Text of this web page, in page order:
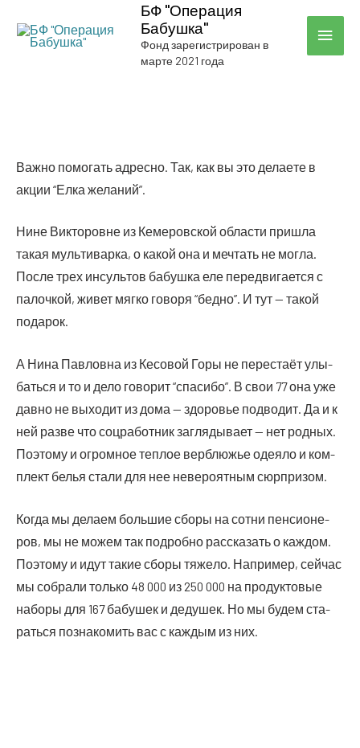
БФ "Операция
Бабушка"
Фонд зарегистрирован в
марте 2021 года
Важ­но помо­гать адрес­но. Так, как вы это дела­е­те в
акции “Елка желаний”.
Нине Вик­то­ровне из Кеме­ров­ской обла­сти при­шла
такая муль­ти­вар­ка, о какой она и меч­тать не мог­ла.
После трех инсуль­тов бабуш­ка еле пере­дви­га­ет­ся с
палоч­кой, живет мяг­ко гово­ря “бед­но”. И тут — такой
подарок.
А Нина Пав­лов­на из Кесо­вой Горы не пере­ста­ёт улы­
бать­ся и то и дело гово­рит “спа­си­бо”. В свои 77 она уже
дав­но не выхо­дит из дома — здо­ро­вье под­во­дит. Да и к
ней раз­ве что соц­ра­бот­ник загля­ды­ва­ет — нет род­ных.
Поэто­му и огром­ное теп­лое вер­блю­жье оде­я­ло и ком­
плект белья ста­ли для нее неве­ро­ят­ным сюрпризом.
Когда мы дела­ем боль­шие сбо­ры на сот­ни пен­си­о­не­
ров, мы не можем так подроб­но рас­ска­зать о каж­дом.
Поэто­му и идут такие сбо­ры тяже­ло. Напри­мер, сей­час
мы собра­ли толь­ко 48 000 из 250 000 на про­дук­то­вые
набо­ры для 167 бабу­шек и деду­шек. Но мы будем ста­
рать­ся позна­ко­мить вас с каж­дым из них.